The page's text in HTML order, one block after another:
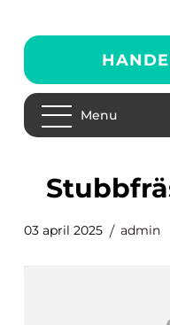
Menu
03 april 2025 admin